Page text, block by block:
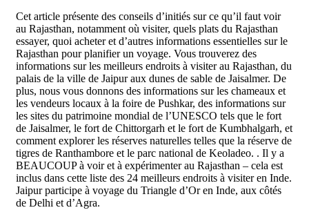
Cet article présente des conseils d’initiés sur ce qu’il faut voir
au Rajasthan, notamment où visiter, quels plats du Rajasthan
essayer, quoi acheter et d’autres informations essentielles sur le
Rajasthan pour planifier un voyage. Vous trouverez des
informations sur les meilleurs endroits à visiter au Rajasthan, du
palais de la ville de Jaipur aux dunes de sable de Jaisalmer. De
plus, nous vous donnons des informations sur les chameaux et
les vendeurs locaux à la foire de Pushkar, des informations sur
les sites du patrimoine mondial de l’UNESCO tels que le fort
de Jaisalmer, le fort de Chittorgarh et le fort de Kumbhalgarh, et
comment explorer les réserves naturelles telles que la réserve de
tigres de Ranthambore et le parc national de Keoladeo. . Il y a
BEAUCOUP à voir et à expérimenter au Rajasthan – cela est
inclus dans cette liste des 24 meilleurs endroits à visiter en Inde.
Jaipur participe à voyage du Triangle d’Or en Inde, aux côtés
de Delhi et d’Agra.